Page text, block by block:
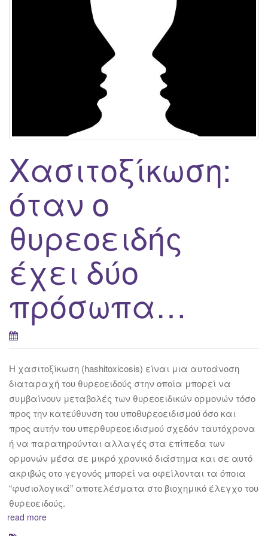
Χασιτοξίκωση:
όταν ο
θυρεοειδής
έχει δύο
πρόσωπα…
H χασιτοξίκωση (hashitoxicosis) είναι μια αυτοάνοση
διαταραχή του θυρεοειδούς στην οποία μπορεί να
συμβαίνουν μεταβολές των θυρεοειδικών ορμονών τόσο
προς την κατεύθυνση του υποθυρεοειδισμού όσο και
προς αυτήν του υπερθυρεοειδισμού σχεδόν ταυτόχρονα
ή να παρατηρούνται αλλαγές στα επίπεδα των
ορμονών μέσα σε μικρό χρονικό διάστημα και σε αυτό
ακριβώς οτο γεγονός μπορεί να οφείλονται τα όποια
“φυσιολογικά” αποτελέσματα στο βιοχημικό έλεγχο του
θυρεοειδούς.
read more